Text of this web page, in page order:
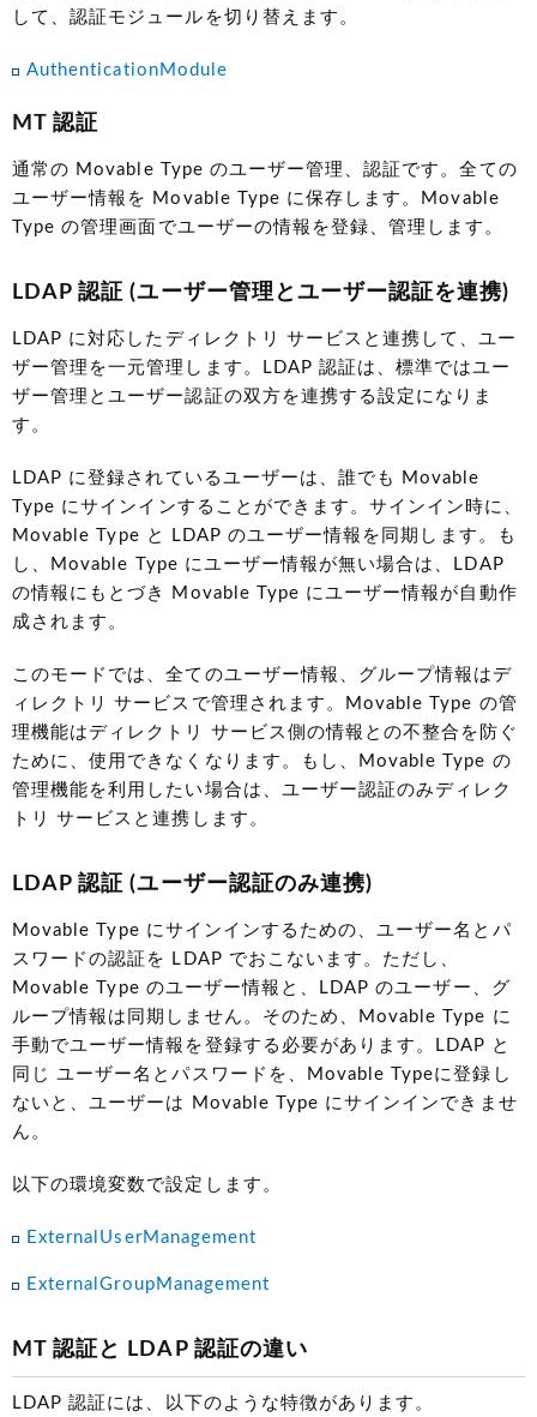
して、認証モジュールを切り替えます。
AuthenticationModule
MT 認証
通常の Movable Type のユーザー管理、認証です。全ての
ユーザー情報を Movable Type に保存します。Movable
Type の管理画面でユーザーの情報を登録、管理します。
LDAP 認証(ユーザー管理とユーザー認証を連携)
LDAP に対応したディレクトリ サービスと連携して、ユー
ザー管理を一元管理します。LDAP 認証は、標準ではユー
ザー管理とユーザー認証の双方を連携する設定になりま
す。
LDAP に登録されているユーザーは、誰でも Movable
Type にサインインすることができます。サインイン時に、
Movable Type と LDAP のユーザー情報を同期します。も
し、Movable Type にユーザー情報が無い場合は、LDAP
の情報にもとづき Movable Type にユーザー情報が自動作
成されます。
このモードでは、全てのユーザー情報、グループ情報はデ
ィレクトリ サービスで管理されます。Movable Type の管
理機能はディレクトリ サービス側の情報との不整合を防ぐ
ために、使用できなくなります。もし、Movable Type の
管理機能を利用したい場合は、ユーザー認証のみディレク
トリ サービスと連携します。
LDAP 認証(ユーザー認証のみ連携)
Movable Type にサインインするための、ユーザー名とパ
スワードの認証を LDAP でおこないます。ただし、
Movable Type のユーザー情報と、LDAP のユーザー、グ
ループ情報は同期しません。そのため、Movable Type に
手動でユーザー情報を登録する必要があります。LDAP と
同じ ユーザー名とパスワードを、Movable Typeに登録し
ないと、ユーザーは Movable Type にサインインできませ
ん。
以下の環境変数で設定します。
ExternalUserManagement
ExternalGroupManagement
MT 認証と LDAP 認証の違い
LDAP 認証には、以下のような特徴があります。